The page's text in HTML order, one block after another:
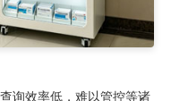
询效率低，难以管控等诸